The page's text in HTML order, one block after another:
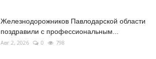
Железнодорожников Павлодарской области
поздравили с профессиональным...
Авг 2, 2026 0 798